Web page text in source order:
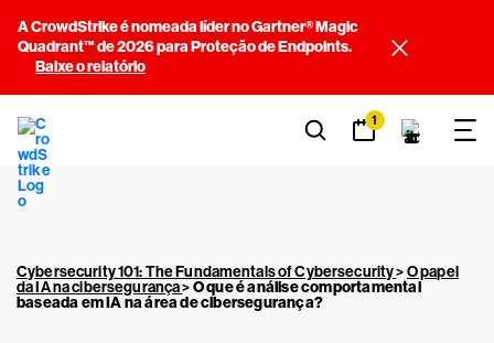
A CrowdStrike é nomeada líder no Gartner® Magic
Quadrant™ de 2026 para Proteção de Endpoints.
Baixe o relatório
1
Cybersecurity 101: The Fundamentals of Cybersecurity>O papel
da IA na cibersegurança>O que é análise comportamental
baseada em IA na área de cibersegurança?